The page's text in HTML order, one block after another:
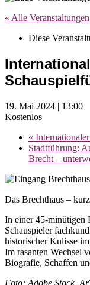
« Alle Veranstaltungen
Diese
19. Mai 2024 | 13:00
Kostenlos
«
Stadtführung:
Brecht –
Das Brechthaus –
In einer 45-minütigen
Schauspieler
historischer Kulisse
Im rasanten Wechsel
Biografie, Schaffen
Foto: Adobe Stock,